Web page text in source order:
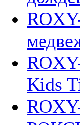
Kids